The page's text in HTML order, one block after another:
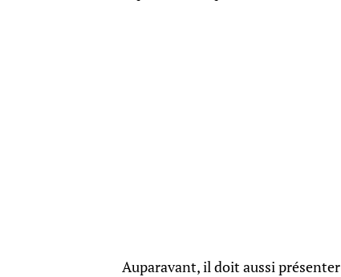
Auparavant, il doit aussi